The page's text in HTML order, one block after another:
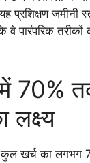
प्रशिक्षण जमीनी
वे पारंपरिक तरीकों
में 70%
लक्ष्य
खर्च का लगभग